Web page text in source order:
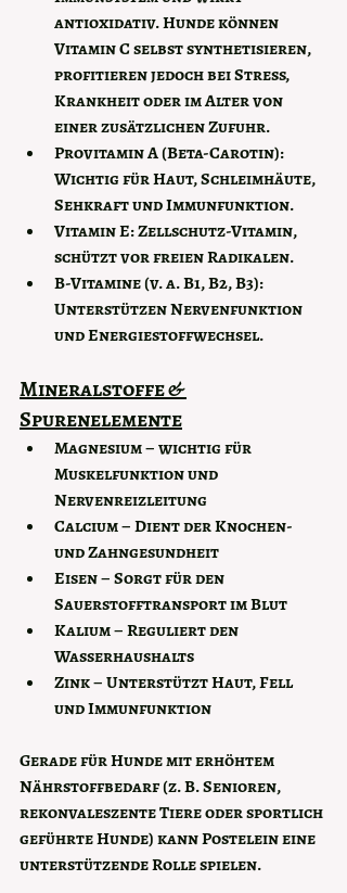
antioxidativ. Hunde können
Vitamin C selbst synthetisieren,
profitieren jedoch bei Stress,
Krankheit oder im Alter von
einer zusätzlichen Zufuhr.
Provitamin A (Beta-Carotin):
Wichtig für Haut, Schleimhäute,
Sehkraft und Immunfunktion.
Vitamin E: Zellschutz-Vitamin,
schützt vor freien Radikalen.
B-Vitamine (v. a. B1, B2, B3):
Unterstützen Nervenfunktion
und Energiestoffwechsel.
Mineralstoffe &
Spurenelemente
Magnesium – wichtig für
Muskelfunktion und
Nervenreizleitung
Calcium – Dient der Knochen-
und Zahngesundheit
Eisen – Sorgt für den
Sauerstofftransport im Blut
Kalium – Reguliert den
Wasserhaushalts
Zink – Unterstützt Haut, Fell
und Immunfunktion
Gerade für Hunde mit erhöhtem
Nährstoffbedarf (z. B. Senioren,
rekonvaleszente Tiere oder sportlich
geführte Hunde) kann Postelein eine
unterstützende Rolle spielen.